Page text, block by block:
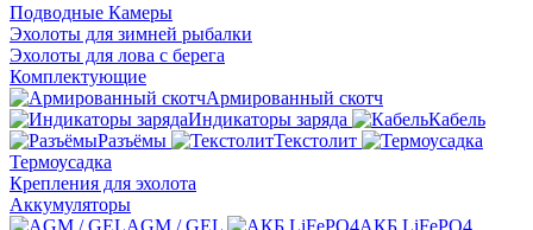
Подводные Камеры
Эхолоты для зимней рыбалки
Эхолоты для лова с берега
Комплектующие
Армированный скотч
Индикаторы заряда
Кабель
Разъёмы
Текстолит
Термоусадка
Крепления для эхолота
Аккумуляторы
AGM / GEL
АКБ LiFePO4